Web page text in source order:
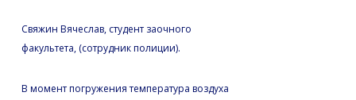
Свяжин Вячеслав, студент заочного
факультета, (сотрудник полиции).
В момент погружения температура воздуха